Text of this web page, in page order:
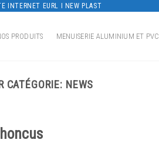
INTERNET EURL I NEW PLAST
PRODUITS MENUISERIE ALUMINIUM ET PVC
CATÉGORIE: NEWS